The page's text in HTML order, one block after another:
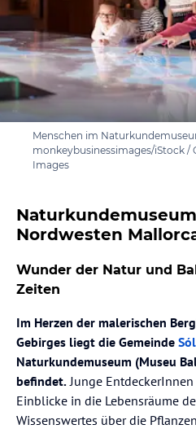
Menschen im
monkeybusinessimages/iStock /
Images
Nordwesten
Wunder der Natur und
Zeiten
Im Herzen der malerischen
Gebirges liegt die Gemeinde
Naturkundemuseum (Museu
befindet. Junge
Einblicke in die Lebensräume
Wissenswertes über die